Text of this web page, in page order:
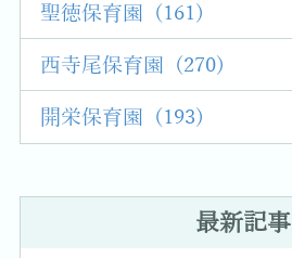
聖徳保育園 (161)
西寺尾保育園 (270)
開栄保育園 (193)
最新記事